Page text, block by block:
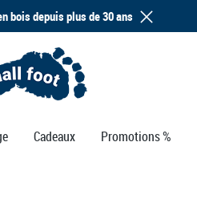
bois depuis plus de 30 ans
Cadeaux Promotions %